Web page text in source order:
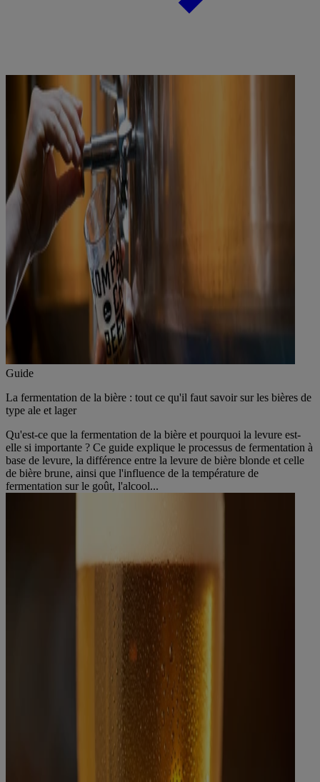
Guide
La fermentation de la bière : tout ce qu'il faut savoir sur les bières de
type ale et lager
Qu'est-ce que la fermentation de la bière et pourquoi la levure est-
elle si importante ? Ce guide explique le processus de fermentation à
base de levure, la différence entre la levure de bière blonde et celle
de bière brune, ainsi que l'influence de la température de
fermentation sur le goût, l'alcool...